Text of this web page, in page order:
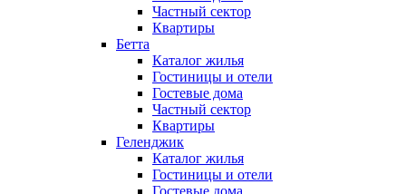
Частный сектор
Квартиры
Бетта
Каталог жилья
Гостиницы и отели
Гостевые дома
Частный сектор
Квартиры
Геленджик
Каталог жилья
Гостиницы и отели